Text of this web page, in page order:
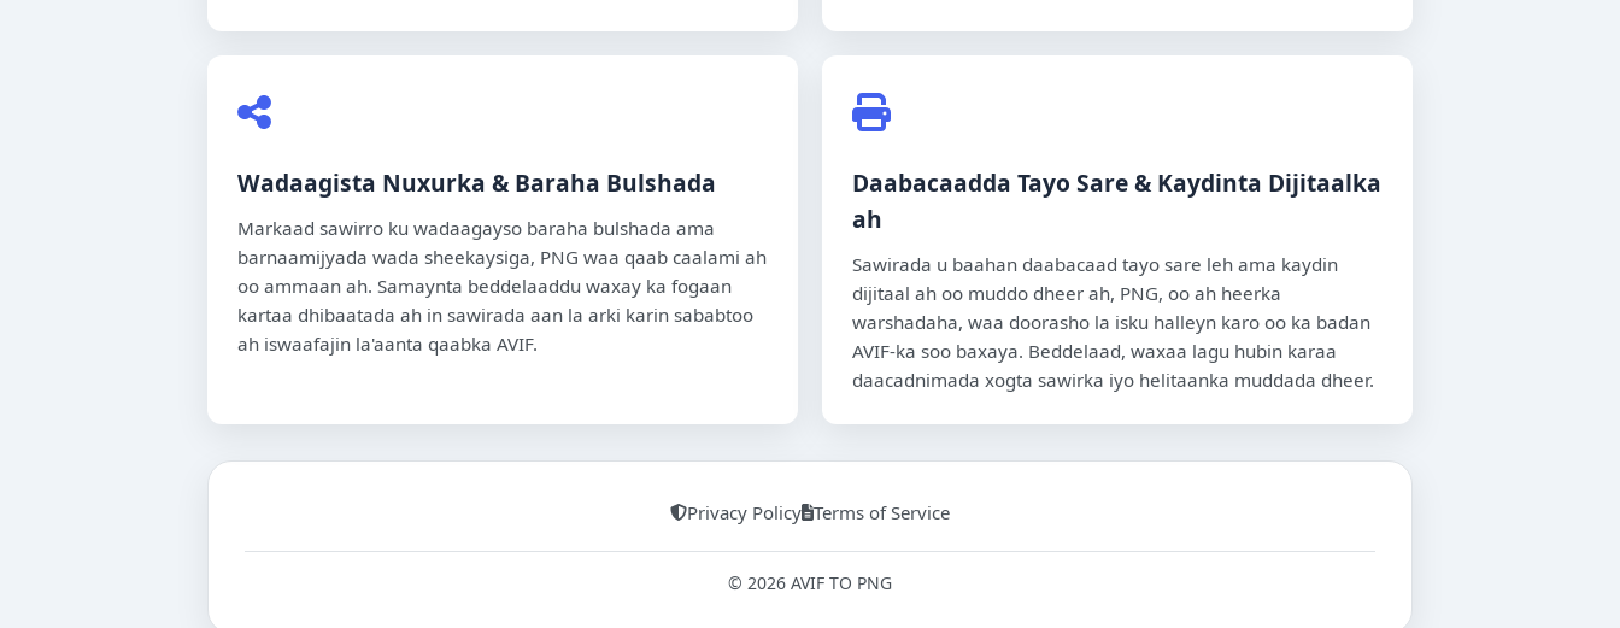
Wadaagista Nuxurka & Baraha Bulshada
Markaad sawirro ku wadaagayso baraha bulshada ama
barnaamijyada wada sheekaysiga, PNG waa qaab caalami ah
oo ammaan ah. Samaynta beddelaaddu waxay ka fogaan
kartaa dhibaatada ah in sawirada aan la arki karin sababtoo
ah iswaafajin la'aanta qaabka AVIF.
Daabacaadda Tayo Sare & Kaydinta Dijitaalka
ah
Sawirada u baahan daabacaad tayo sare leh ama kaydin
dijitaal ah oo muddo dheer ah, PNG, oo ah heerka
warshadaha, waa doorasho la isku halleyn karo oo ka badan
AVIF-ka soo baxaya. Beddelaad, waxaa lagu hubin karaa
daacadnimada xogta sawirka iyo helitaanka muddada dheer.
Privacy Policy Terms of Service
© 2026 AVIF TO PNG